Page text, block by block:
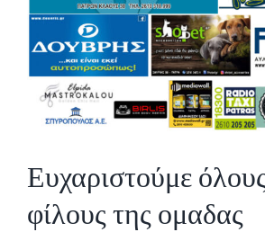
Ευχαριστούμε
φίλους της ομαδας